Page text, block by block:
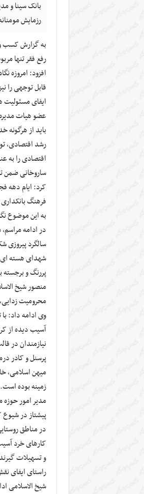
رزمایش
به گزارش کسب و
رفع فقر تنها
افزود: امروزه
قابل توجهی را
ایفای
عضو هیات مدیره
باید از
رشد اقتصادی،
اقتصادی را به
کرد: ایام دهه
فرهنگ
به این موضوع
در ادامه
سالگرد
شهدای هسته ای
پررنگ و
منصور شیخ
محرومیت
وی ادامه داد:
آسیب دیده از
نیازمندان در
پرسنل و کادر
میهن اسلامی،
زمینه بوده است.
پیشتاز در شیوع
کارهای خرد
و تسهیلات
راستای ایفای
شیخ الاسلامی